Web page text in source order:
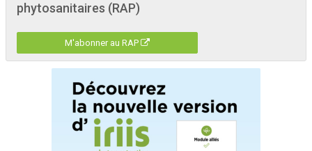
phytosanitaires (RAP)
M'abonner au RAP